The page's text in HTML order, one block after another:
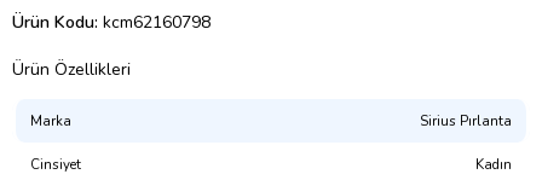
Ürün Kodu: kcm62160798
Ürün Özellikleri
Marka Sirius Pırlanta
Cinsiyet Kadın